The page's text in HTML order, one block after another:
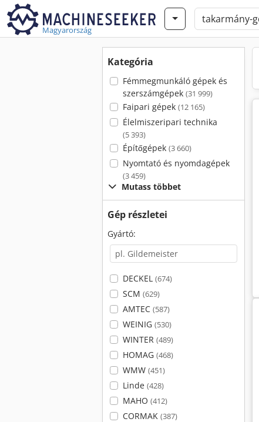
Magyarország
Kategória
Fémmegmunkáló gépek és
szerszámgépek (31 999)
Faipari gépek (12 165)
Élelmiszeripari technika
(5 393)
Építőgépek (3 660)
Nyomtató és nyomdagépek
(3 459)
Mutass többet
Gép részletei
Gyártó:
DECKEL (674)
SCM (629)
AMTEC (587)
WEINIG (530)
WINTER (489)
HOMAG (468)
WMW (451)
Linde (428)
MAHO (412)
CORMAK (387)